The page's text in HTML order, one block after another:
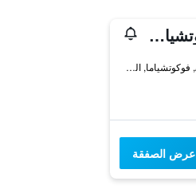
هوتل رويال هيل فوكوتشياما آند سبا
176 Aza Haze Koazasawaiyama, فوكوتشياما, اليابان
عرض الصفقة